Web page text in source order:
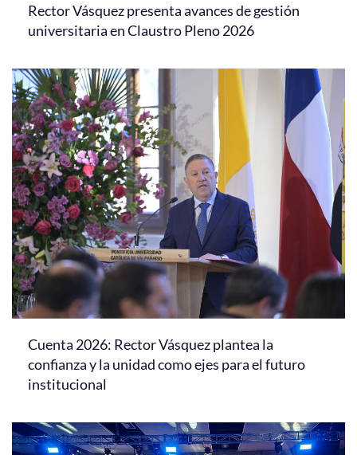
Rector Vásquez presenta avances de gestión
universitaria en Claustro Pleno 2026
Cuenta 2026: Rector Vásquez plantea la
confianza y la unidad como ejes para el futuro
institucional